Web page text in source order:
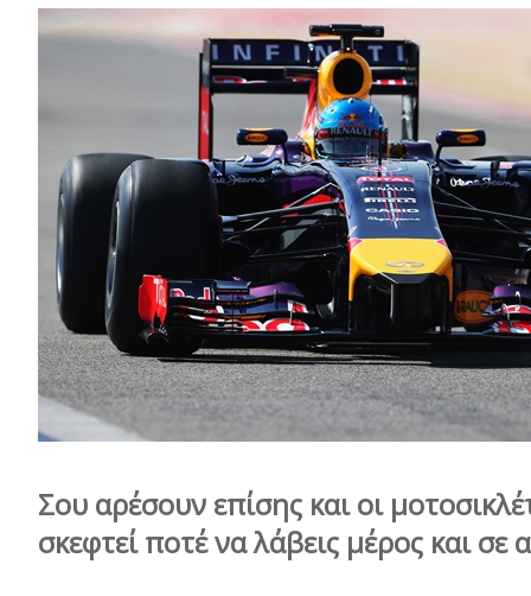
Σου αρέσουν επίσης και οι
σκεφτεί ποτέ να λάβεις μέρος και σε